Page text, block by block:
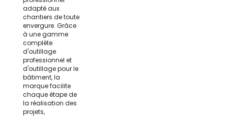
adapté aux
chantiers de toute
envergure. Grâce
à une gamme
complète
d'outillage
professionnel et
d'outillage pour le
bâtiment, la
marque facilite
chaque étape de
la réalisation des
projets,